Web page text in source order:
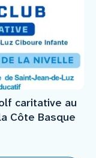
caritative au
Côte Basque